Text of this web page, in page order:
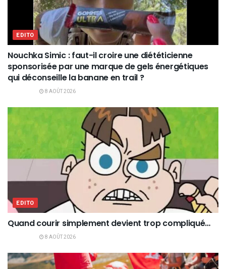
EDITO
Nouchka Simic : faut-il croire une diététicienne
sponsorisée par une marque de gels énergétiques
qui déconseille la banane en trail ?
8 AOÛT 2026
EDITO
Quand courir simplement devient trop compliqué…
8 AOÛT 2026